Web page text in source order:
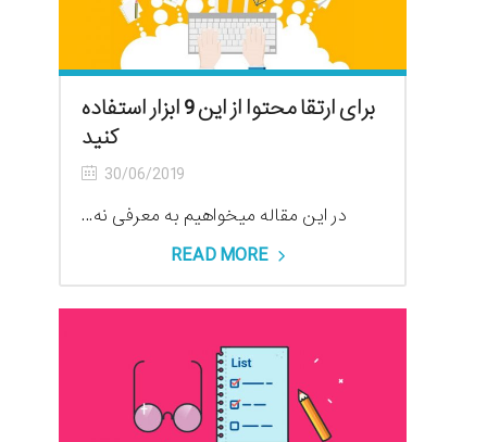
برای ارتقا محتوا از این 9 ابزار استفاده
کنید
30/06/2019
در این مقاله میخواهیم به معرفی نه...
READ MORE